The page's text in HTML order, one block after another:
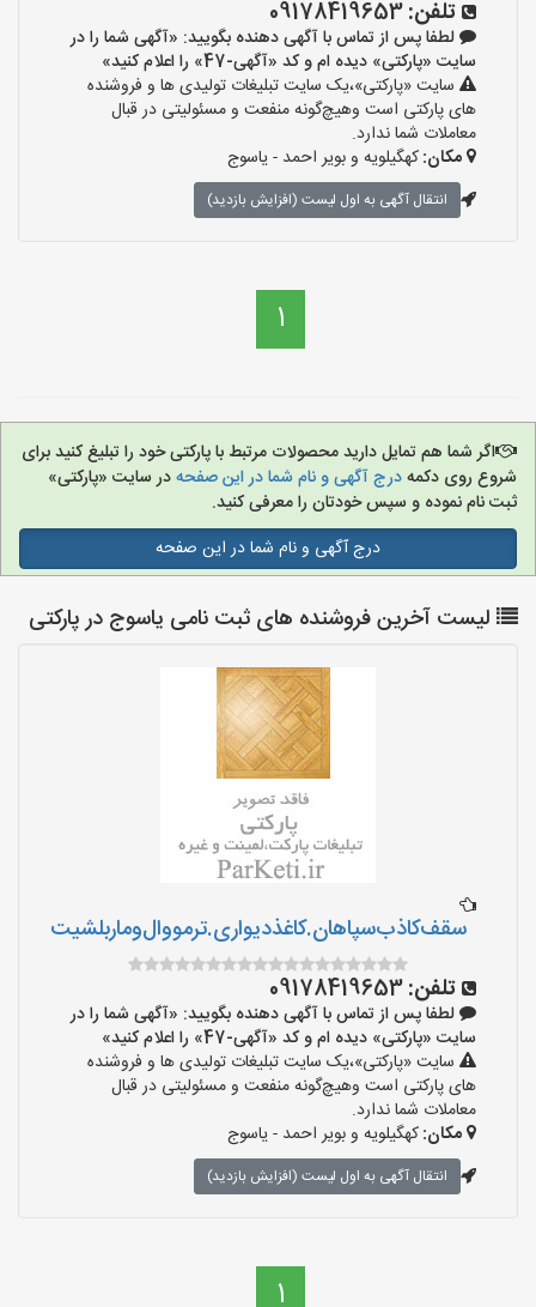
تلفن:09178419653
لطفا پس از تماس با آگهی دهنده بگویید: «آگهی شما را در
سایت «پارکتی» دیده ام و کد «آگهی-47» را اعلام کنید»
سایت «پارکتی»،یک سایت تبلیغات تولیدی ها و فروشنده
های پارکتی است وهیچ‌گونه منفعت و مسئولیتی در قبال
معاملات شما ندارد.
مکان:کهگیلویه و بویر احمد - یاسوج
انتقال آگهی به اول لیست (افزایش بازدید)
1
اگر شما هم تمایل دارید محصولات مرتبط با پارکتی خود را تبلیغ کنید برای
شروع روی دکمهدرج آگهی و نام شما در این صفحهدر سایت «پارکتی»
ثبت نام نموده و سپس خودتان را معرفی کنید.
درج آگهی و نام شما در این صفحه
لیست آخرین فروشنده های ثبت نامی یاسوج در پارکتی
سقف‌کاذب‌سپاهان‌.کاغذ‌دیواری.ترمووال‌و‌ماربلشیت
تلفن:09178419653
لطفا پس از تماس با آگهی دهنده بگویید: «آگهی شما را در
سایت «پارکتی» دیده ام و کد «آگهی-47» را اعلام کنید»
سایت «پارکتی»،یک سایت تبلیغات تولیدی ها و فروشنده
های پارکتی است وهیچ‌گونه منفعت و مسئولیتی در قبال
معاملات شما ندارد.
مکان:کهگیلویه و بویر احمد - یاسوج
انتقال آگهی به اول لیست (افزایش بازدید)
1